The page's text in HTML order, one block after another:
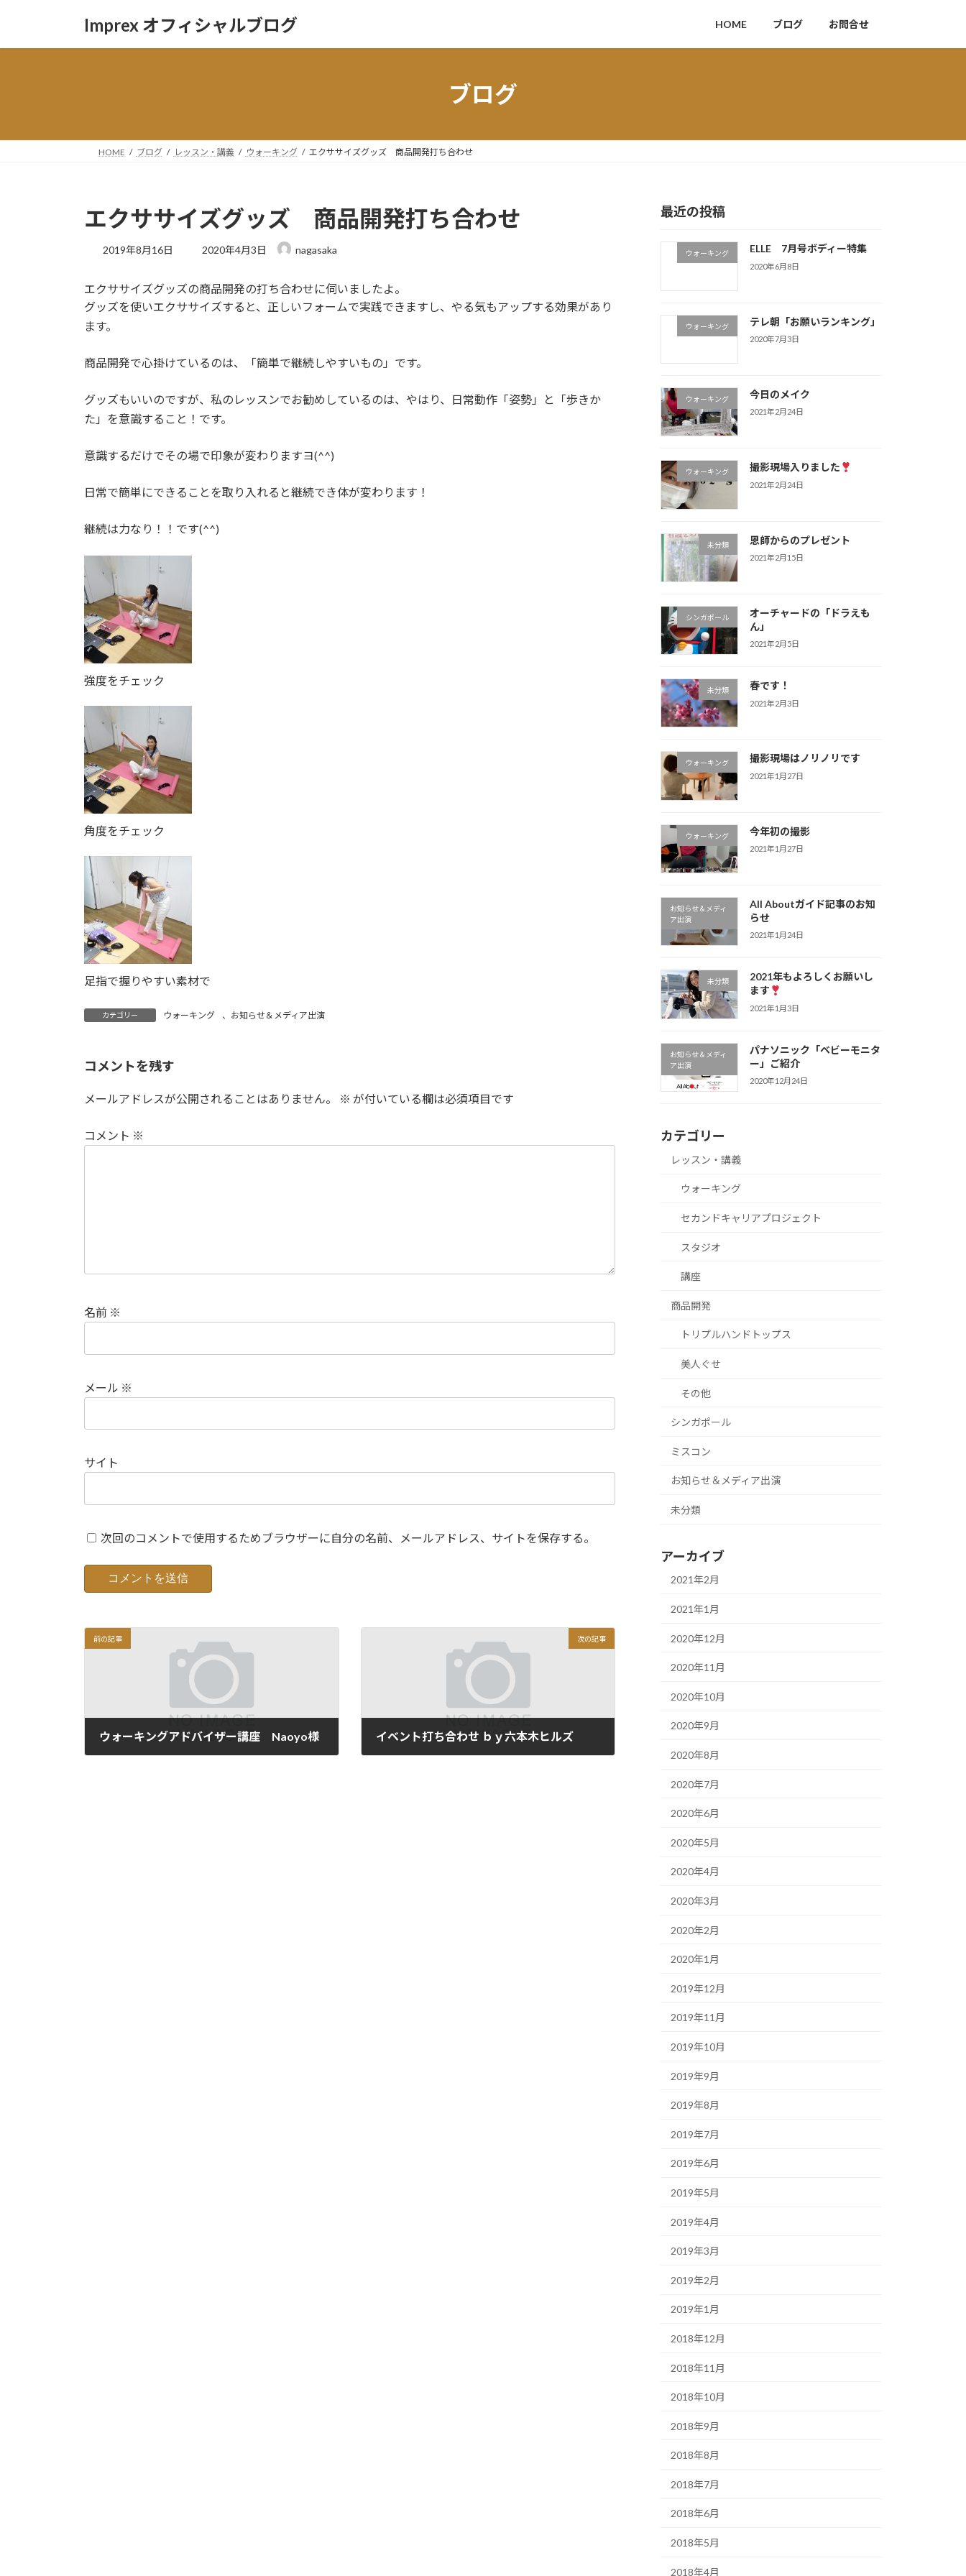
Imprex オフィシャルブログ HOME ブログ お問合せ
ブログ
HOME ブログ レッスン・講義 ウォーキング エクササイズグッズ 商品開発打ち合わせ
エクササイズグッズ 商品開発打ち合わせ
2019年8月16日
最
新
日
2020年4月3日 nagasaka
エクササイズグッズの商品開発の打ち合わせに伺いましたよ。
グッズを使いエクササイズすると、正しいフォームで実践できますし、やる気もアップする効果があり
ます。
商品開発で心掛けているのは、「簡単で継続しやすいもの」です。
グッズもいいのですが、私のレッスンでお勧めしているのは、やはり、日常動作「姿勢」と「歩きか
た」を意識すること！です。
意識するだけでその場で印象が変わりますヨ(^^)
日常で簡単にできることを取り入れると継続でき体が変わります！
継続は力なり！！です(^^)
強度をチェック
角度をチェック
足指で握りやすい素材で
カテゴリー ウォーキング 、 お知らせ＆メディア出演
コメントを残す
メールアドレスが公開されることはありません。 ※ が付いている欄は必須項目です
コメント ※
名前 ※
メール ※
サイト
次回のコメントで使用するためブラウザーに自分の名前、メールアドレス、サイトを保存する。
前の記事
ウォーキングアドバイザー講座 Naoyo様
次の記事
イベント打ち合わせ ｂｙ六本木ヒルズ
最近の投稿
ウォーキング ELLE 7月号ボディー特集
2020年6月8日
ウォーキング テレ朝「お願いランキング」
2020年7月3日
ウォーキング 今日のメイク
2021年2月24日
ウォーキング 撮影現場入りました
2021年2月24日
未分類 恩師からのプレゼント
2021年2月15日
シンガポール
オーチャードの「ドラえも
ん」
2021年2月5日
未分類 春です！
2021年2月3日
ウォーキング 撮影現場はノリノリです
2021年1月27日
ウォーキング 今年初の撮影
2021年1月27日
お知らせ＆メディ
ア出演
All Aboutガイド記事のお知
らせ
2021年1月24日
未分類
2021年もよろしくお願いし
ます
2021年1月3日
お知らせ＆メディ
ア出演
パナソニック「ベビーモニタ
ー」ご紹介
2020年12月24日
カテゴリー
レッスン・講義
ウォーキング
セカンドキャリアプロジェクト
スタジオ
講座
商品開発
トリプルハンドトップス
美人ぐせ
その他
シンガポール
ミスコン
お知らせ＆メディア出演
未分類
アーカイブ
2021年2月
2021年1月
2020年12月
2020年11月
2020年10月
2020年9月
2020年8月
2020年7月
2020年6月
2020年5月
2020年4月
2020年3月
2020年2月
2020年1月
2019年12月
2019年11月
2019年10月
2019年9月
2019年8月
2019年7月
2019年6月
2019年5月
2019年4月
2019年3月
2019年2月
2019年1月
2018年12月
2018年11月
2018年10月
2018年9月
2018年8月
2018年7月
2018年6月
2018年5月
2018年4月